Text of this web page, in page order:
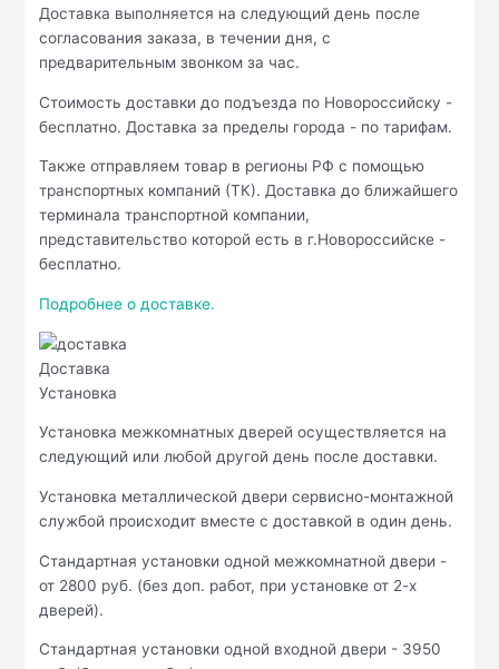
Доставка выполняется на следующий день после
согласования заказа, в течении дня, с
предварительным звонком за час.
Стоимость доставки до подъезда по Новороссийску -
бесплатно. Доставка за пределы города - по тарифам.
Также отправляем товар в регионы РФ с помощью
транспортных компаний (ТК). Доставка до ближайшего
терминала транспортной компании,
представительство которой есть в г.Новороссийске -
бесплатно.
Подробнее о доставке.
Доставка
Установка
Установка межкомнатных дверей осуществляется на
следующий или любой другой день после доставки.
Установка металлической двери сервисно-монтажной
службой происходит вместе с доставкой в один день.
Стандартная установки одной межкомнатной двери -
от 2800 руб. (без доп. работ, при установке от 2-х
дверей).
Стандартная установки одной входной двери - 3950